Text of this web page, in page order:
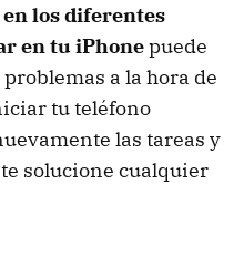
los diferentes
en tu iPhonepuede
a la hora de
tu teléfono
las tareas y
solucione cualquier